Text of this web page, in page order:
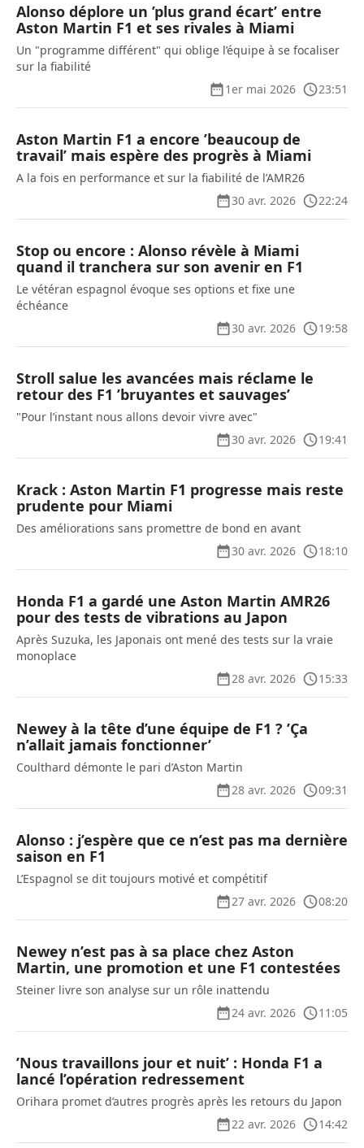
Alonso déplore un ’plus grand écart’ entre
Aston Martin F1 et ses rivales à Miami
Un "programme différent" qui oblige l’équipe à se focaliser
sur la fiabilité
1er mai 2026
23:51
Aston Martin F1 a encore ’beaucoup de
travail’ mais espère des progrès à Miami
A la fois en performance et sur la fiabilité de l’AMR26
30 avr. 2026
22:24
Stop ou encore : Alonso révèle à Miami
quand il tranchera sur son avenir en F1
Le vétéran espagnol évoque ses options et fixe une
échéance
30 avr. 2026
19:58
Stroll salue les avancées mais réclame le
retour des F1 ’bruyantes et sauvages’
"Pour l’instant nous allons devoir vivre avec"
30 avr. 2026
19:41
Krack : Aston Martin F1 progresse mais reste
prudente pour Miami
Des améliorations sans promettre de bond en avant
30 avr. 2026
18:10
Honda F1 a gardé une Aston Martin AMR26
pour des tests de vibrations au Japon
Après Suzuka, les Japonais ont mené des tests sur la vraie
monoplace
28 avr. 2026
15:33
Newey à la tête d’une équipe de F1 ? ’Ça
n’allait jamais fonctionner’
Coulthard démonte le pari d’Aston Martin
28 avr. 2026
09:31
Alonso : j’espère que ce n’est pas ma dernière
saison en F1
L’Espagnol se dit toujours motivé et compétitif
27 avr. 2026
08:20
Newey n’est pas à sa place chez Aston
Martin, une promotion et une F1 contestées
Steiner livre son analyse sur un rôle inattendu
24 avr. 2026
11:05
’Nous travaillons jour et nuit’ : Honda F1 a
lancé l’opération redressement
Orihara promet d’autres progrès après les retours du Japon
22 avr. 2026
14:42